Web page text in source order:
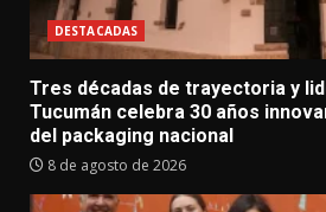
DESTACADAS
Tres décadas de trayectoria y
Tucumán celebra 30 años
del packaging nacional
8 de agosto de 2026